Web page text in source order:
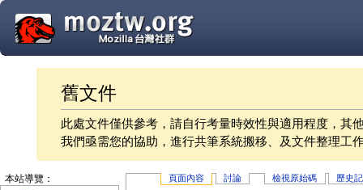
舊文件
此處文件僅供參考，請自行考量時效性與適用程度，其
我們亟需您的協助，進行共筆系統搬移、及文件整理工
頁面內容 討論 檢視原始碼 歷史
本站導覽：